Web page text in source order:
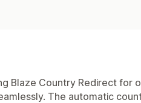
Blaze Country Redirect for
The automatic